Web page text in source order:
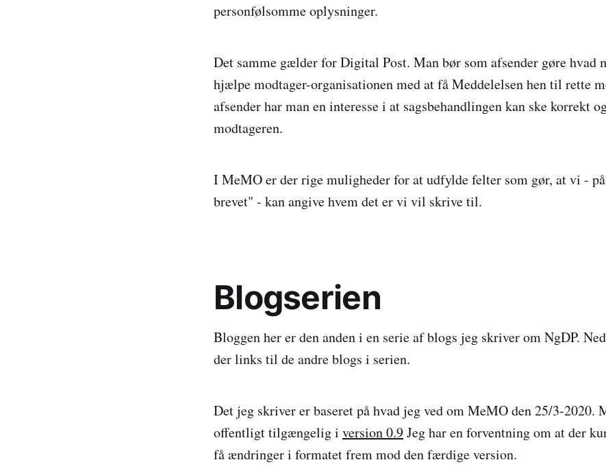
personfølsomme oplysninger.
Det samme gælder for Digital Post. Man bør som afsender gøre hvad
hjælpe modtager-organisationen med at få Meddelelsen hen til rette
afsender har man en interesse i at sagsbehandlingen kan ske korrekt
modtageren.
I MeMO er der rige muligheder for at udfylde felter som gør, at vi -
brevet" - kan angive hvem det er vi vil skrive til.
Blogserien
Bloggen her er den anden i en serie af blogs jeg skriver om NgDP.
der links til de andre blogs i serien.
Det jeg skriver er baseret på hvad jeg ved om MeMO den 25/3-2020.
offentligt tilgængelig i version 0.9Jeg har en forventning om at der
få ændringer i formatet frem mod den færdige version.